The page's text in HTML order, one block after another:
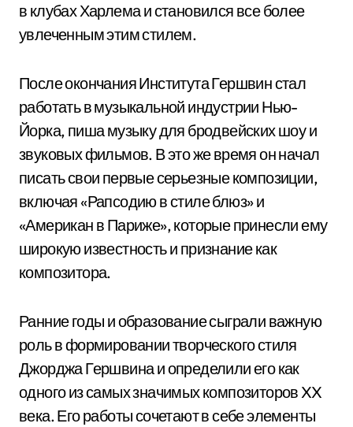
в клубах Харлема и становился все более
увлеченным этим стилем.
После окончания Института Гершвин стал
работать в музыкальной индустрии Нью-
Йорка, пиша музыку для бродвейских шоу и
звуковых фильмов. В это же время он начал
писать свои первые серьезные композиции,
включая «Рапсодию в стиле блюз» и
«Американ в Париже», которые принесли ему
широкую известность и признание как
композитора.
Ранние годы и образование сыграли важную
роль в формировании творческого стиля
Джорджа Гершвина и определили его как
одного из самых значимых композиторов XX
века. Его работы сочетают в себе элементы